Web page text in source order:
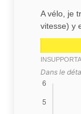
A vélo, je
vitesse) y
Dans le